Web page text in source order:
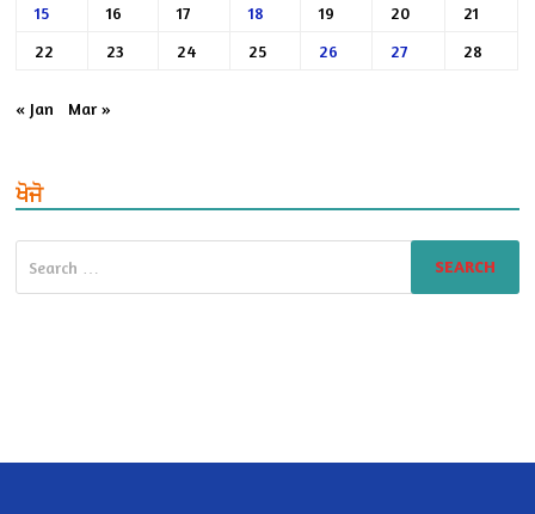
15
16 17 18 19 20
21
22
23 24 25 26 27 28
« Jan Mar »
ਖੋਜੋ
for: